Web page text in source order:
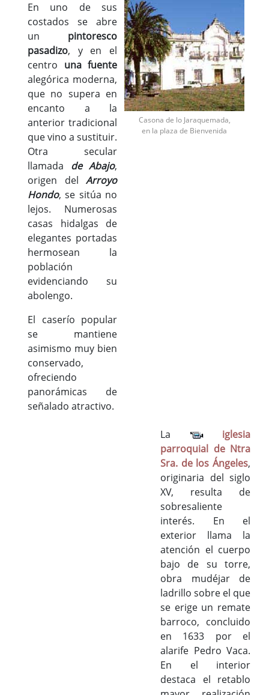
En uno de sus
costados se abre
un pintoresco
pasadizo, y en el
centro una fuente
alegórica moderna,
que no supera en
encanto a la
anterior tradicional
que vino a sustituir.
Otra secular
llamada de Abajo,
origen del Arroyo
Hondo, se sitúa no
lejos. Numerosas
casas hidalgas de
elegantes portadas
hermosean la
población
evidenciando su
abolengo.
El caserío popular
se mantiene
asimismo muy bien
conservado,
ofreciendo
panorámicas de
señalado atractivo.
Casona de lo Jaraquemada,
en la plaza de Bienvenida
La
iglesia
parroquial de Ntra
Sra. de los Ángeles,
originaria del siglo
XV, resulta de
sobresaliente
interés. En el
exterior llama la
atención el cuerpo
bajo de su torre,
obra mudéjar de
ladrillo sobre el que
se erige un remate
barroco, concluido
en 1633 por el
alarife Pedro Vaca.
En el interior
destaca el retablo